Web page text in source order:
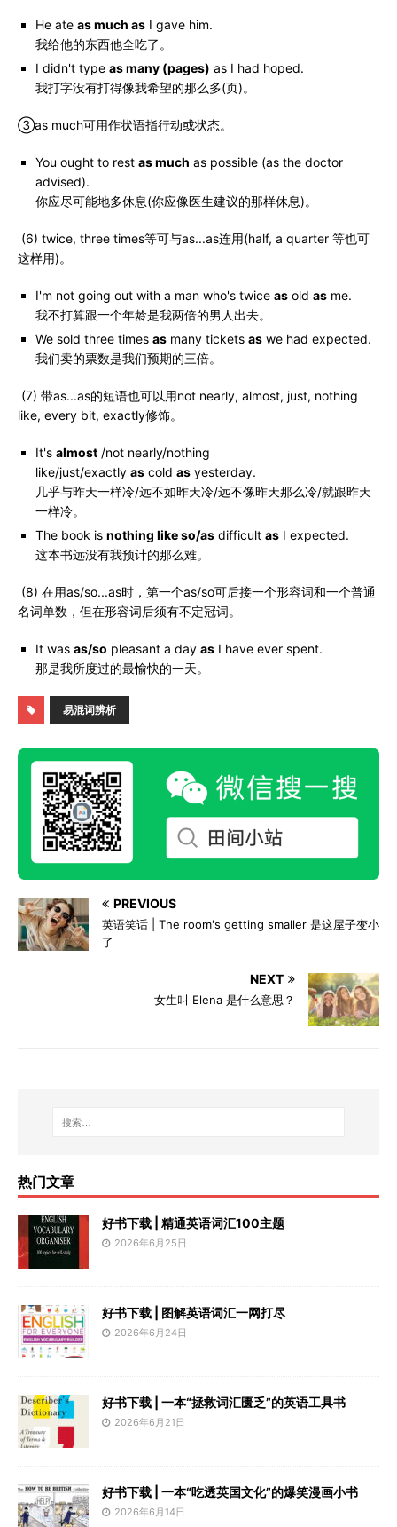
He ate as much as I gave him.
我给他的东西他全吃了。
I didn't type as many (pages) as I had hoped.
我打字没有打得像我希望的那么多(页)。
③as much可用作状语指行动或状态。
You ought to rest as much as possible (as the doctor
advised).
你应尽可能地多休息(你应像医生建议的那样休息)。
(6) twice, three times等可与as...as连用(half, a quarter 等也可
这样用)。
I'm not going out with a man who's twice as old as me.
我不打算跟一个年龄是我两倍的男人出去。
We sold three times as many tickets as we had expected.
我们卖的票数是我们预期的三倍。
(7) 带as...as的短语也可以用not nearly, almost, just, nothing
like, every bit, exactly修饰。
It's almost /not nearly/nothing
like/just/exactly as cold as yesterday.
几乎与昨天一样冷/远不如昨天冷/远不像昨天那么冷/就跟昨天
一样冷。
The book is nothing like so/as difficult as I expected.
这本书远没有我预计的那么难。
(8) 在用as/so...as时，第一个as/so可后接一个形容词和一个普通
名词单数，但在形容词后须有不定冠词。
It was as/so pleasant a day as I have ever spent.
那是我所度过的最愉快的一天。
易混词辨析
PREVIOUS
英语笑话 | The room's getting smaller 是这屋子变小
了
NEXT
女生叫 Elena 是什么意思？
热门文章
好书下载 | 精通英语词汇100主题
2026年6月25日
好书下载 | 图解英语词汇一网打尽
2026年6月24日
好书下载 | 一本“拯救词汇匮乏”的英语工具书
2026年6月21日
好书下载 | 一本“吃透英国文化”的爆笑漫画小书
2026年6月14日